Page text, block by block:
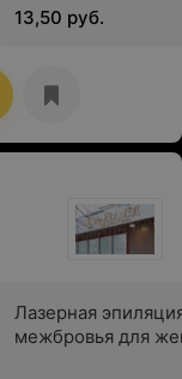
13,50 руб.
Лазерная
межбровья для